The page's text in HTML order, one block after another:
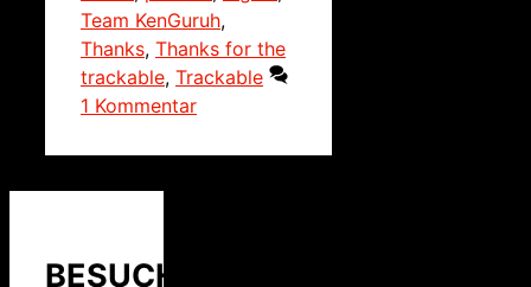
Team KenGuruh,
Thanks, Thanks for the
trackable, Trackable
1 Kommentar
BESUCHER